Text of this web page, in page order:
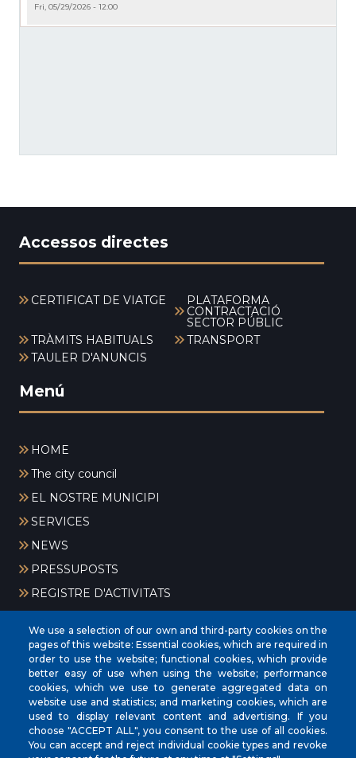
Fri, 05/29/2026 - 12:00
Accessos directes
CERTIFICAT DE VIATGE PLATAFORMA
CONTRACTACIÓ
SECTOR PÚBLIC
TRÀMITS HABITUALS
TRANSPORT
TAULER D'ANUNCIS
Menú
HOME
The city council
EL NOSTRE MUNICIPI
SERVICES
NEWS
PRESSUPOSTS
REGISTRE D'ACTIVITATS
CIF
‎P0704300C
Address
Plaça de la Vila, 17 CP: 07260
Phone (+34) 971 647221
We use a selection of our own and third-party cookies on the
pages of this website: Essential cookies, which are required in
order to use the website; functional cookies, which provide
better easy of use when using the website; performance
cookies, which we use to generate aggregated data on
website use and statistics; and marketing cookies, which are
used to display relevant content and advertising. If you
choose "ACCEPT ALL", you consent to the use of all cookies.
You can accept and reject individual cookie types and revoke